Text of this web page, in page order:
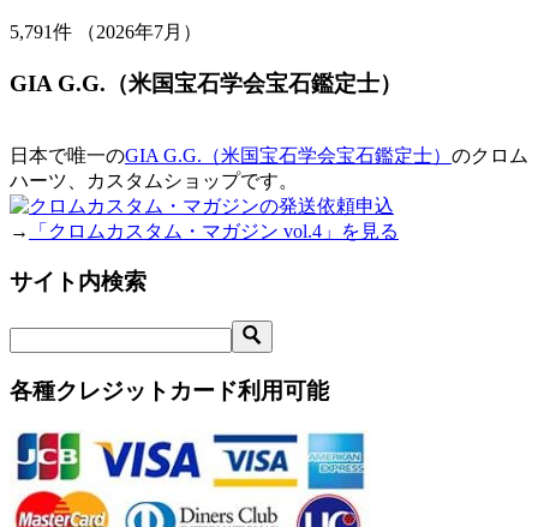
5,791件 （2026年7月）
GIA G.G.（米国宝石学会宝石鑑定士）
日本で唯一のGIA G.G.（米国宝石学会宝石鑑定士） のクロム
ハーツ、カスタムショップです。
→ 「クロムカスタム・マガジン vol.4」を見る
サイト内検索
各種クレジットカード利用可能